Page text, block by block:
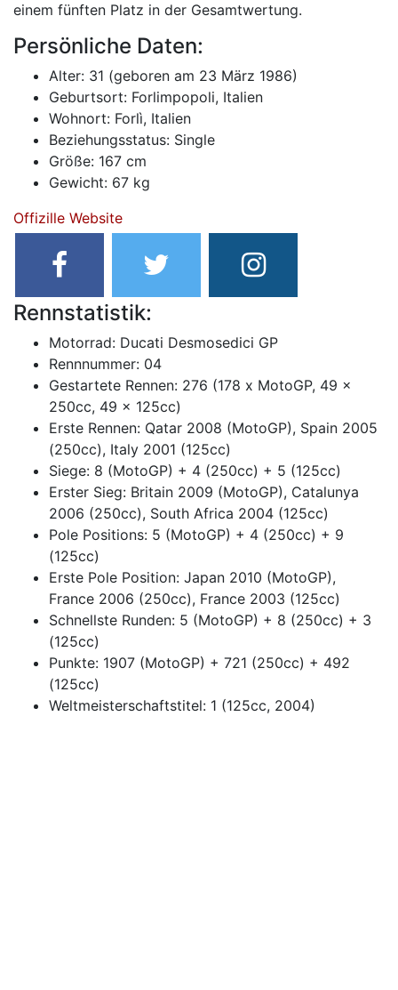
einem fünften Platz in der Gesamtwertung.
Persönliche Daten:
Alter: 31 (geboren am 23 März 1986)
Geburtsort: Forlimpopoli, Italien
Wohnort: Forlì, Italien
Beziehungsstatus: Single
Größe: 167 cm
Gewicht: 67 kg
Offizille Website
Rennstatistik:
Motorrad: Ducati Desmosedici GP
Rennnummer: 04
Gestartete Rennen: 276 (178 x MotoGP, 49 x
250cc, 49 x 125cc)
Erste Rennen: Qatar 2008 (MotoGP), Spain 2005
(250cc), Italy 2001 (125cc)
Siege: 8 (MotoGP) + 4 (250cc) + 5 (125cc)
Erster Sieg: Britain 2009 (MotoGP), Catalunya
2006 (250cc), South Africa 2004 (125cc)
Pole Positions: 5 (MotoGP) + 4 (250cc) + 9
(125cc)
Erste Pole Position: Japan 2010 (MotoGP),
France 2006 (250cc), France 2003 (125cc)
Schnellste Runden: 5 (MotoGP) + 8 (250cc) + 3
(125cc)
Punkte: 1907 (MotoGP) + 721 (250cc) + 492
(125cc)
Weltmeisterschaftstitel: 1 (125cc, 2004)